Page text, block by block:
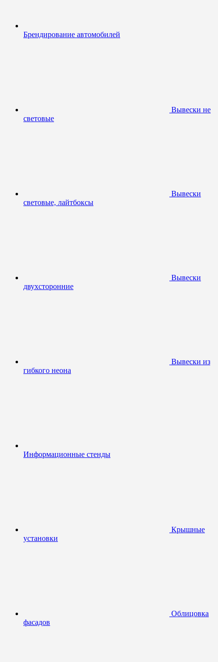
Брендирование автомобилей
Вывески не
световые
Вывески
световые, лайтбоксы
Вывески
двухсторонние
Вывески из
гибкого неона
Информационные стенды
Крышные
установки
Облицовка
фасадов